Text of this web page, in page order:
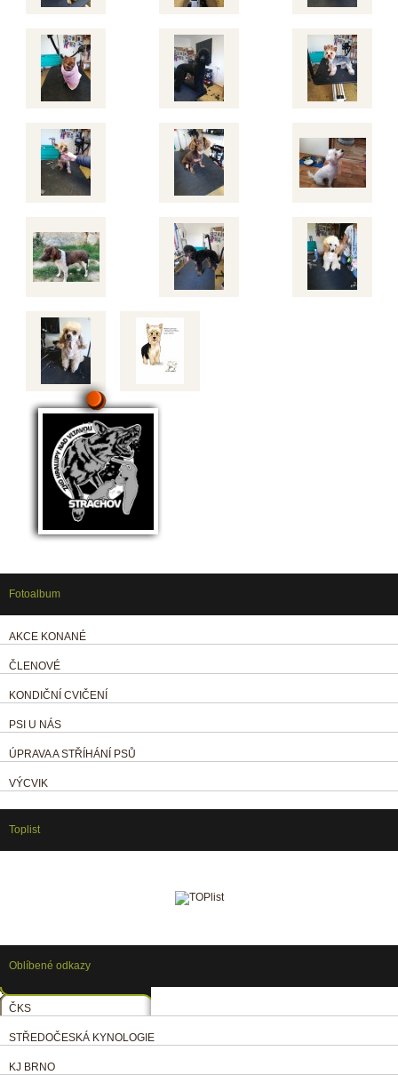
Fotoalbum
AKCE KONANÉ
ČLENOVÉ
KONDIČNÍ CVIČENÍ
PSI U NÁS
ÚPRAVA A STŘÍHÁNÍ PSŮ
VÝCVIK
Toplist
Oblíbené odkazy
ČKS
STŘEDOČESKÁ KYNOLOGIE
KJ BRNO